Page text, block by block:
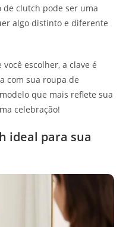
de clutch pode ser uma
algo distinto e diferente
escolher, a clave é
com sua roupa de
que mais reflete sua
celebração!
ideal para sua